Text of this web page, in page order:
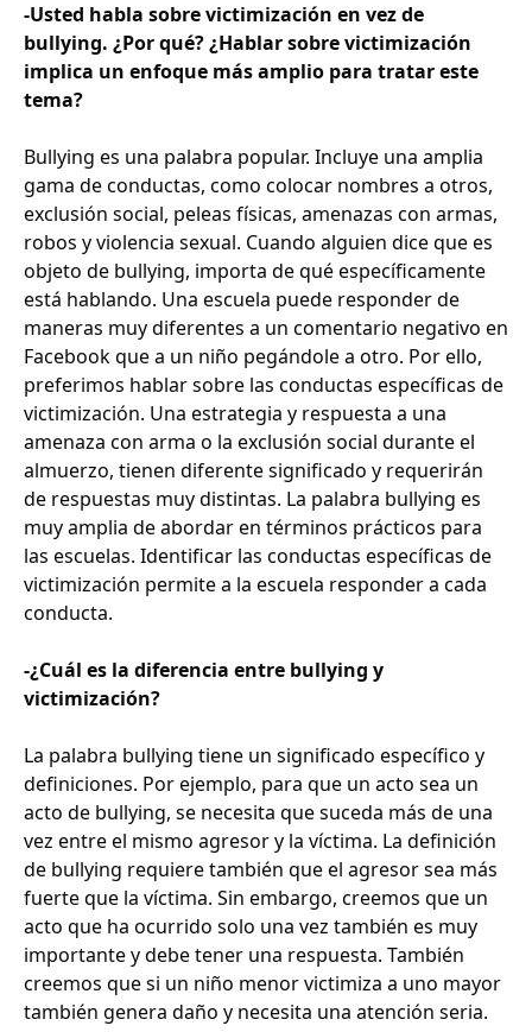
-Usted habla sobre victimización en vez de
bullying. ¿Por qué? ¿Hablar sobre victimización
implica un enfoque más amplio para tratar este
tema?
Bullying es una palabra popular. Incluye una amplia
gama de conductas, como colocar nombres a otros,
exclusión social, peleas físicas, amenazas con armas,
robos y violencia sexual. Cuando alguien dice que es
objeto de bullying, importa de qué específicamente
está hablando. Una escuela puede responder de
maneras muy diferentes a un comentario negativo en
Facebook que a un niño pegándole a otro. Por ello,
preferimos hablar sobre las conductas específicas de
victimización. Una estrategia y respuesta a una
amenaza con arma o la exclusión social durante el
almuerzo, tienen diferente significado y requerirán
de respuestas muy distintas. La palabra bullying es
muy amplia de abordar en términos prácticos para
las escuelas. Identificar las conductas específicas de
victimización permite a la escuela responder a cada
conducta.
-¿Cuál es la diferencia entre bullying y
victimización?
La palabra bullying tiene un significado específico y
definiciones. Por ejemplo, para que un acto sea un
acto de bullying, se necesita que suceda más de una
vez entre el mismo agresor y la víctima. La definición
de bullying requiere también que el agresor sea más
fuerte que la víctima. Sin embargo, creemos que un
acto que ha ocurrido solo una vez también es muy
importante y debe tener una respuesta. También
creemos que si un niño menor victimiza a uno mayor
también genera daño y necesita una atención seria.